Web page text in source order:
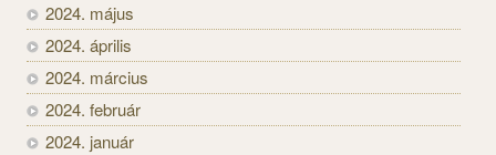
2024. május
2024. április
2024. március
2024. február
2024. január